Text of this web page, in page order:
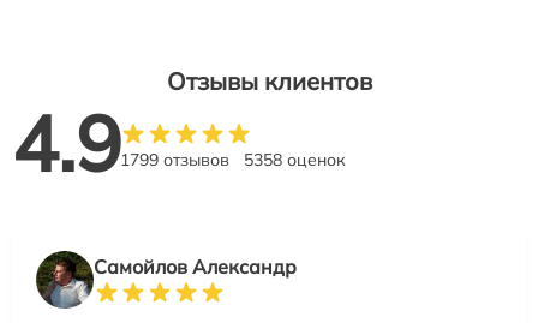
Отзывы клиентов
4.91799 отзывов 5358 оценок
Самойлов Александр